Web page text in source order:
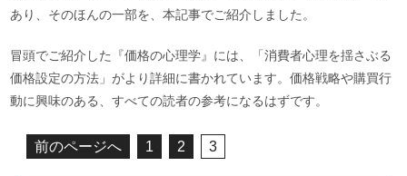
あり、そのほんの一部を、本記事でご紹介しました。
冒頭でご紹介した『価格の心理学』には、「消費者心理を揺さぶる
価格設定の方法」がより詳細に書かれています。価格戦略や購買行
動に興味のある、すべての読者の参考になるはずです。
前のページへ 1 2 3